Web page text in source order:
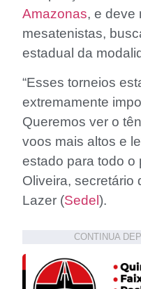
Amazonas, e deve
mesatenistas,
estadual da
“Esses torneios
extremamente
Queremos ver o
voos mais altos e
estado para todo o
Oliveira, secretário
Lazer (Sedel ).
CONTINUA